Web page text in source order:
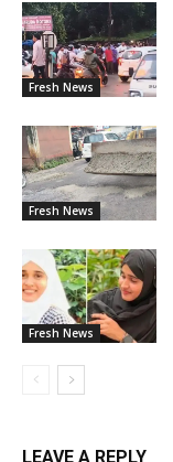
Fresh News
Fresh News
Fresh News
LEAVE A REPLY